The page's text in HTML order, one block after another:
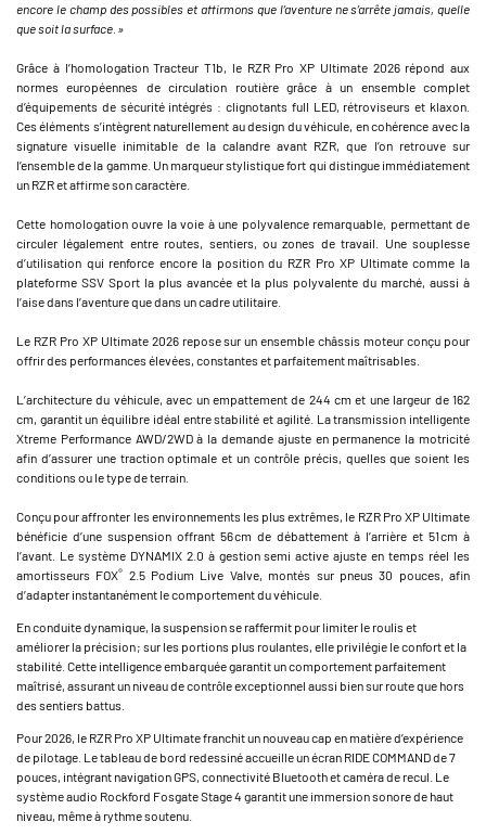
encore le champ des possibles et affirmons que l’aventure ne s’arrête jamais, quelle
que soit la surface. »
Grâce à l’homologation Tracteur T1b, le RZR Pro XP Ultimate 2026 répond aux
normes européennes de circulation routière grâce à un ensemble complet
d’équipements de sécurité intégrés : clignotants full LED, rétroviseurs et klaxon.
Ces éléments s’intègrent naturellement au design du véhicule, en cohérence avec la
signature visuelle inimitable de la calandre avant RZR, que l’on retrouve sur
l’ensemble de la gamme. Un marqueur stylistique fort qui distingue immédiatement
un RZR et affirme son caractère.
Cette homologation ouvre la voie à une polyvalence remarquable, permettant de
circuler légalement entre routes, sentiers, ou zones de travail. Une souplesse
d’utilisation qui renforce encore la position du RZR Pro XP Ultimate comme la
plateforme SSV Sport la plus avancée et la plus polyvalente du marché, aussi à
l’aise dans l’aventure que dans un cadre utilitaire.
Le RZR Pro XP Ultimate 2026 repose sur un ensemble châssis moteur conçu pour
offrir des performances élevées, constantes et parfaitement maîtrisables.
L’architecture du véhicule, avec un empattement de 244 cm et une largeur de 162
cm, garantit un équilibre idéal entre stabilité et agilité. La transmission intelligente
Xtreme Performance AWD/2WD à la demande ajuste en permanence la motricité
afin d’assurer une traction optimale et un contrôle précis, quelles que soient les
conditions ou le type de terrain.
Conçu pour affronter les environnements les plus extrêmes, le RZR Pro XP Ultimate
bénéficie d’une suspension offrant 56 cm de débattement à l’arrière et 51 cm à
l’avant. Le système DYNAMIX 2.0 à gestion semi active ajuste en temps réel les
amortisseurs FOX® 2.5 Podium Live Valve, montés sur pneus 30 pouces, afin
d’adapter instantanément le comportement du véhicule.
En conduite dynamique, la suspension se raffermit pour limiter le roulis et
améliorer la précision ; sur les portions plus roulantes, elle privilégie le confort et la
stabilité. Cette intelligence embarquée garantit un comportement parfaitement
maîtrisé, assurant un niveau de contrôle exceptionnel aussi bien sur route que hors
des sentiers battus.
Pour 2026, le RZR Pro XP Ultimate franchit un nouveau cap en matière d’expérience
de pilotage. Le tableau de bord redessiné accueille un écran RIDE COMMAND de 7
pouces, intégrant navigation GPS, connectivité Bluetooth et caméra de recul. Le
système audio Rockford Fosgate Stage 4 garantit une immersion sonore de haut
niveau, même à rythme soutenu.